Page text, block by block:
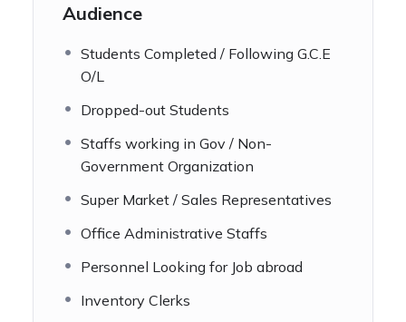
Audience
Students Completed / Following G.C.E
O/L
Dropped-out Students
Staffs working in Gov / Non-
Government Organization
Super Market / Sales Representatives
Office Administrative Staffs
Personnel Looking for Job abroad
Inventory Clerks